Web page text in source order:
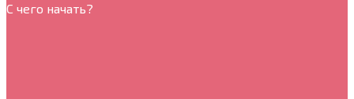
С чего начать?